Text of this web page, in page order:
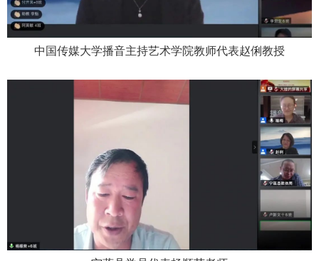
中国传媒大学播音主持艺术学院教师代表赵俐教授